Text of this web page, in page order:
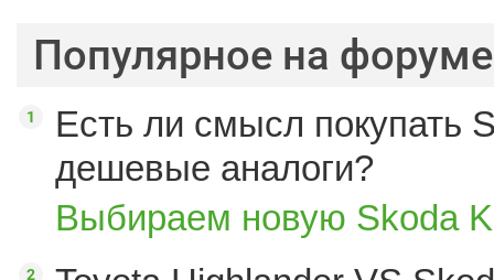
Популярное на форуме
Есть ли смысл покупать
дешевые аналоги?
Выбираем новую Skoda